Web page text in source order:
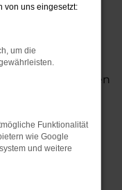
für alle in
und der
Gebrauchtwagen
Neuwagen,
zu
für längere
Fahrkomfort,
von uns eingesetzt:
um die
Funktionalität
wie Google
und weitere